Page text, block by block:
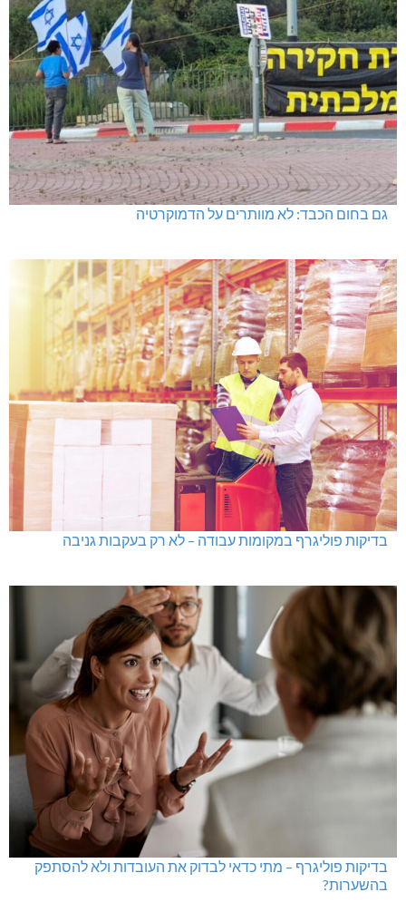
גם בחום הכבד: לא מוותרים על הדמוקרטיה
בדיקות פוליגרף במקומות עבודה – לא רק בעקבות גניבה
בדיקות פוליגרף – מתי כדאי לבדוק את העובדות ולא להסתפק
בהשערות?